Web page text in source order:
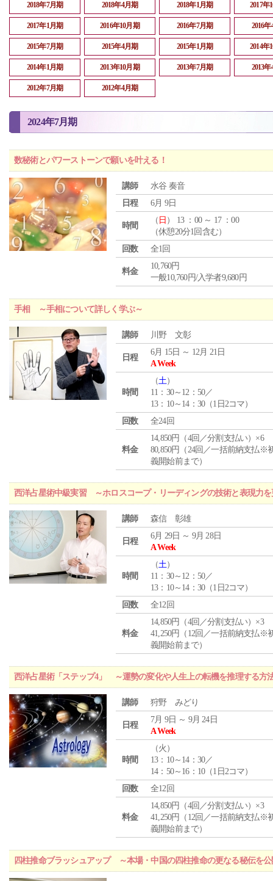
2018年7月期 2018年4月期 2018年1月期 2017年
2017年1月期 2016年10月期 2016年7月期 2016
2015年7月期 2015年4月期 2015年1月期 2014年
2014年1月期 2013年10月期 2013年7月期 2013
2012年7月期 2012年4月期
2024年7月期
数秘術とパワーストーンで願いを叶える！
講師
水谷 奏音
日程
6月 9日
時間
（ 日 ） 13 ：00 ～ 17 ：00
（休憩20分1回含む）
回数
全1回
料金
10,760円
一般10,760円/入学者9,680円
手相 ～手相について詳しく学ぶ～
講師 川野 文彰
日程
6月 15日 ～ 12月 21日
A Week
時間
（土）
11：30～12：50／
13：10～14：30（1日2コマ）
回数
全24回
料金
14,850円（4回／分割支払い）×6
80,850円（24回／一括前納支払※
義開始前まで）
西洋占星術中級実習 ～ホロスコープ・リーディングの技術と表現力
講師 森信 彰雄
日程
6月 29日 ～ 9月 28日
A Week
時間
（土）
11：30～12：50／
13：10～14：30（1日2コマ）
回数
全12回
料金
14,850円（4回／分割支払い）×3
41,250円（12回／一括前納支払※
義開始前まで）
西洋占星術「ステップ4」 ～運勢の変化や人生上の転機を推理する方
講師 狩野 みどり
日程
7月 9日 ～ 9月 24日
A Week
時間
（火 ）
13：10～14：30／
14：50～16：10（1日2コマ）
回数
全12回
料金
14,850円（4回／分割支払い）×3
41,250円（12回／一括前納支払※
義開始前まで）
四柱推命ブラッシュアップ ～本場・中国の四柱推命の更なる秘伝を